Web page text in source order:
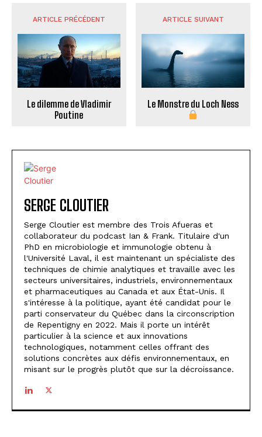
ARTICLE PRÉCÉDENT
Le dilemme de Vladimir
Poutine
ARTICLE SUIVANT
Le Monstre du Loch Ness
SERGE CLOUTIER
Serge Cloutier est membre des Trois Afueras et
collaborateur du podcast Ian & Frank. Titulaire d'un
PhD en microbiologie et immunologie obtenu à
l'Université Laval, il est maintenant un spécialiste des
techniques de chimie analytiques et travaille avec les
secteurs universitaires, industriels, environnementaux
et pharmaceutiques au Canada et aux État-Unis. Il
s'intéresse à la politique, ayant été candidat pour le
parti conservateur du Québec dans la circonscription
de Repentigny en 2022. Mais il porte un intérêt
particulier à la science et aux innovations
technologiques, notamment celles offrant des
solutions concrètes aux défis environnementaux, en
misant sur le progrès plutôt que sur la décroissance.